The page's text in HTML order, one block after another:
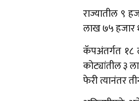
राज्यातील ९
लाख ७५ हजार
कॅपअंतर्गत १८
कोट्यांतील ३
फेरी त्यानंतर